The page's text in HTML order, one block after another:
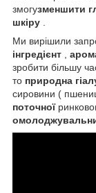
змогузменшити
шкіру
Ми вирішили
інгредієнт
зробити більшу
то природна
сировини (
поточної